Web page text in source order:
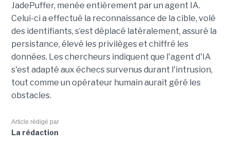
JadePuffer, menée entièrement par un agent IA.
Celui-ci a effectué la reconnaissance de la cible, volé
des identifiants, s’est déplacé latéralement, assuré la
persistance, élevé les privilèges et chiffré les
données. Les chercheurs indiquent que l'agent d'IA
s'est adapté aux échecs survenus durant l'intrusion,
tout comme un opérateur humain aurait géré les
obstacles.
Article rédigé par
La rédaction